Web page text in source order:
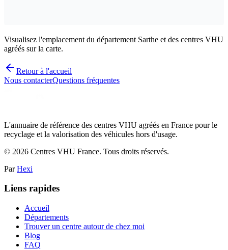
Visualisez l'emplacement du département Sarthe et des centres VHU
agréés sur la carte.
Retour à l'accueil
Nous contacterQuestions fréquentes
L'annuaire de référence des centres VHU agréés en France pour le
recyclage et la valorisation des véhicules hors d'usage.
© 2026 Centres VHU France. Tous droits réservés.
Par Hexi
Liens rapides
Accueil
Départements
Trouver un centre autour de chez moi
Blog
FAQ